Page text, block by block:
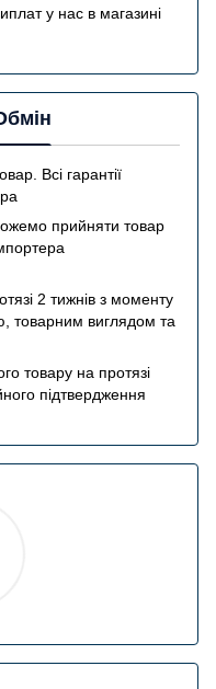
у нас в магазині
Всі гарантії
прийняти товар
2 тижнів з моменту
товарним виглядом та
товару на протязі
підтвердження